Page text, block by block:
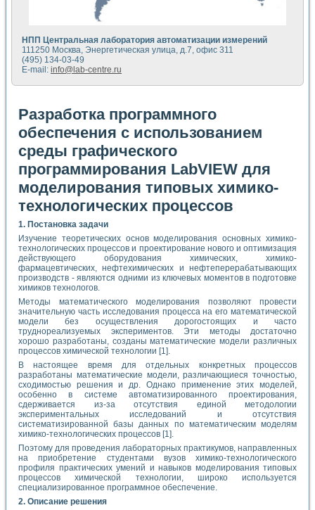
НПП Центральная лаборатория автоматизации измерений
111250 Москва, Энергетическая улица, д.7, офис 311
(495) 134-03-49
E-mail: info@lab-centre.ru
Разработка программного
обеспечения с использованием
среды графического
программирования LabVIEW для
моделирования типовых химико-
технологических процессов
1. Постановка задачи
Изучение теоретических основ моделирования основных химико-
технологических процессов и проектирование нового и оптимизация
действующего оборудования химических, химико-
фармацевтических, нефтехимических и нефтеперерабатывающих
производств - являются одними из ключевых моментов в подготовке
химиков технологов.
Методы математического моделирования позволяют провести
значительную часть исследования процесса на его математической
модели без осуществления дорогостоящих и часто
труднореализуемых экспериментов. Эти методы достаточно
хорошо разработаны, созданы математические модели различных
процессов химической технологии [1].
В настоящее время для отдельных конкретных процессов
разработаны математические модели, различающиеся точностью,
сходимостью решения и др. Однако применение этих моделей,
особенно в системе автоматизированного проектирования,
сдерживается из-за отсутствия единой методологии
экспериментальных исследований и отсутствия
систематизированной базы данных по математическим моделям
химико-технологических процессов [1].
Поэтому для проведения лабораторных практикумов, направленных
на приобретение студентами вузов химико-технологического
профиля практических умений и навыков моделирования типовых
процессов химической технологии, широко используется
специализированное программное обеспечение.
2. Описание решения